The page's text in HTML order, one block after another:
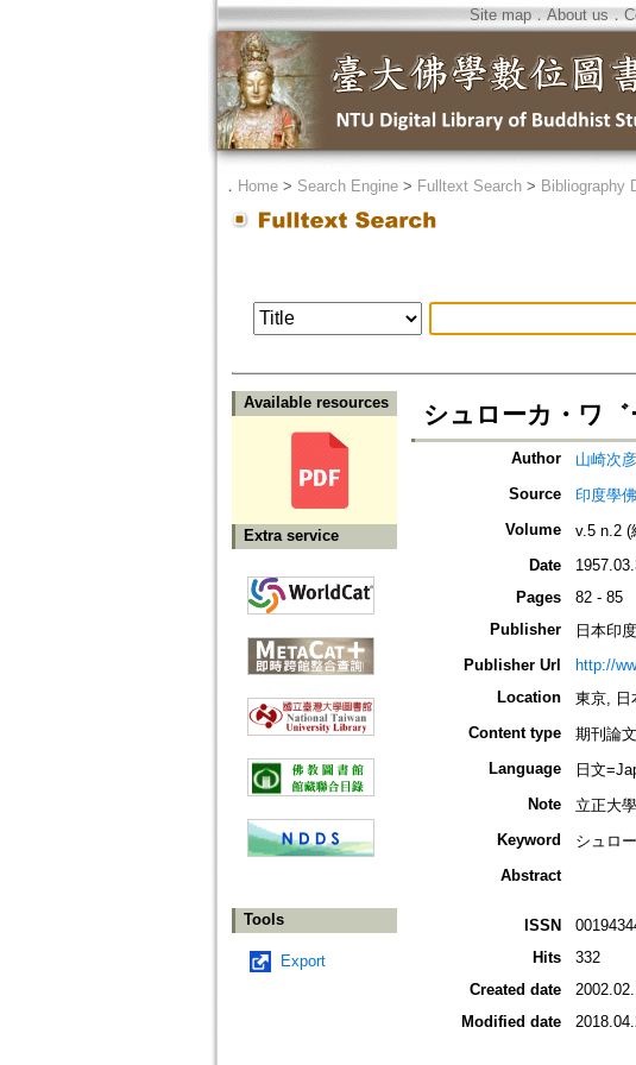
Site map．About us ．
． Home> Search Engine> Fulltext Search> Bibliography
Available resources
Extra service
Tools
Export
シュローカ・ワ
Author
山崎次
Source
印度學
Volume
v.5 n.2 (
Date
Pages
82 - 85
Publisher
日本印
Publisher Url
http://
Location
東京, 日
Content type
期刊論
Language
日文
Note
立正大
Keyword
シュロ
Abstract
ISSN
Hits
332
Created date
Modified date